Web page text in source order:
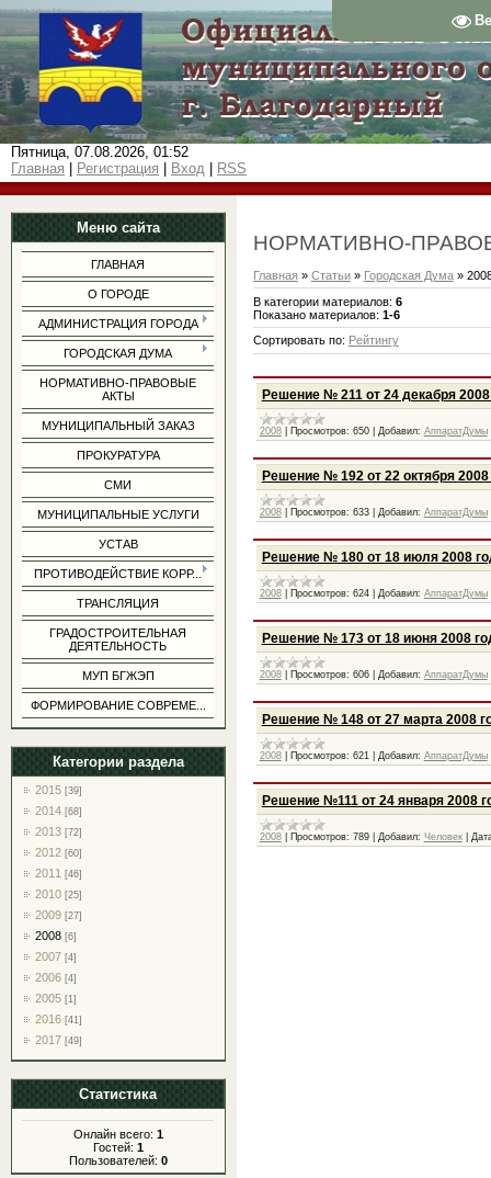
Пятница, 07.08.2026, 01:52
Главная
Регистрация Вход RSS
Меню сайта
ГЛАВНАЯ
О ГОРОДЕ
АДМИНИСТРАЦИЯ ГОРОДА
ГОРОДСКАЯ ДУМА
НОРМАТИВНО-ПРАВОВЫЕ
АКТЫ
МУНИЦИПАЛЬНЫЙ ЗАКАЗ
ПРОКУРАТУРА
СМИ
МУНИЦИПАЛЬНЫЕ УСЛУГИ
УСТАВ
ПРОТИВОДЕЙСТВИЕ КОРР...
ТРАНСЛЯЦИЯ
ГРАДОСТРОИТЕЛЬНАЯ
ДЕЯТЕЛЬНОСТЬ
МУП БГЖЭП
ФОРМИРОВАНИЕ СОВРЕМЕ...
Категории раздела
2015 [39]
2014 [68]
2013 [72]
2012 [60]
2011 [46]
2010 [25]
2009 [27]
2008 [6]
2007 [4]
2006 [4]
2005 [1]
2016 [41]
2017 [49]
Статистика
Онлайн всего: 1
Гостей: 1
Пользователей: 0
НОРМАТИВНО-
Главная » Статьи» Городская Дума»
В категории материалов: 6
Показано материалов: 1-6
Сортировать по: Рейтингу
Решение № 211 от 24 декабря 2008
2008| Просмотров: 650| Добавил: АппаратДумы
Решение № 192 от 22 октября 2008
2008| Просмотров: 633| Добавил: АппаратДумы
Решение № 180 от 18 июля 2008
2008| Просмотров: 624| Добавил: АппаратДумы
Решение № 173 от 18 июня 2008
2008| Просмотров: 606| Добавил: АппаратДумы
Решение № 148 от 27 марта 2008
2008| Просмотров: 621 Добавил: АппаратДумы
Решение №111 от 24 января 2008
2008| Просмотров: 789| Добавил: Человек|